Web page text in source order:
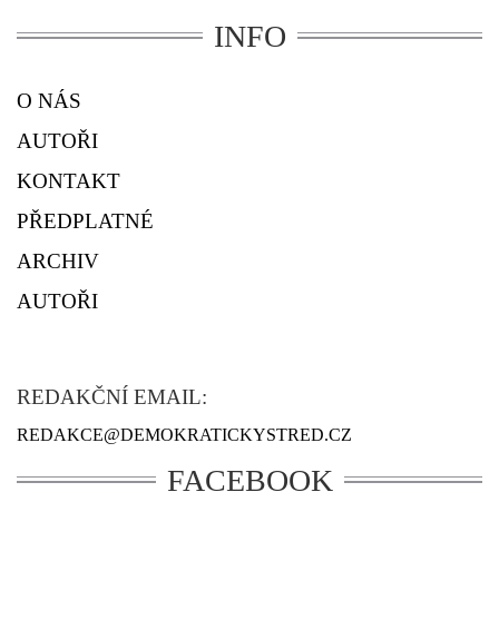
INFO
O NÁS
AUTOŘI
KONTAKT
PŘEDPLATNÉ
ARCHIV
AUTOŘI
REDAKČNÍ EMAIL:
REDAKCE@DEMOKRATICKYSTRED.CZ
FACEBOOK